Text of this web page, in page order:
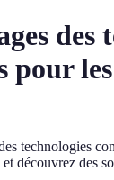
des
pour
technologies
et découvrez des